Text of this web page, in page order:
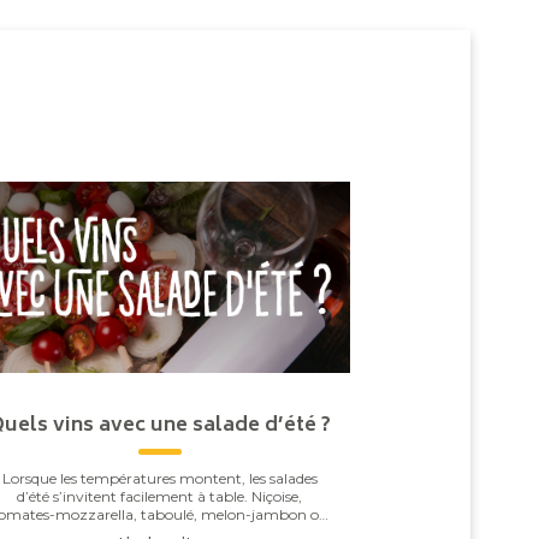
vins avec une salade d’été ?
Lorsque les températures montent, les salades
d’été s’invitent facilement à table. Niçoise,
mozzarella, taboulé, melon-jambon ou
burrata : derrière leur apparente simplicité, elles